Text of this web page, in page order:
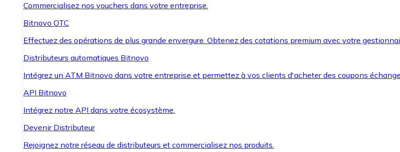
Commercialisez nos vouchers dans votre entreprise.
Bitnovo OTC
Effectuez des opérations de plus grande envergure. Obtenez des cotations premium avec votre
Distributeurs automatiques Bitnovo
Intégrez un ATM Bitnovo dans votre entreprise et permettez à vos clients d'acheter des coupons
API Bitnovo
Intégrez notre API dans votre écosystème.
Devenir Distributeur
Rejoignez notre réseau de distributeurs et commercialisez nos produits.